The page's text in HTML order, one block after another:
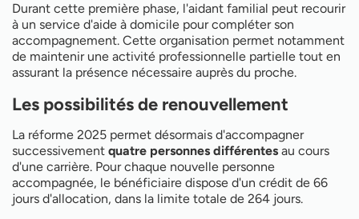
Durant cette première phase, l'aidant familial peut recourir
à un service d'aide à domicile pour compléter son
accompagnement. Cette organisation permet notamment
de maintenir une activité professionnelle partielle tout en
assurant la présence nécessaire auprès du proche.
Les possibilités de renouvellement
La réforme 2025 permet désormais d'accompagner
successivement quatre personnes différentes au cours
d'une carrière. Pour chaque nouvelle personne
accompagnée, le bénéficiaire dispose d'un crédit de 66
jours d'allocation, dans la limite totale de 264 jours.